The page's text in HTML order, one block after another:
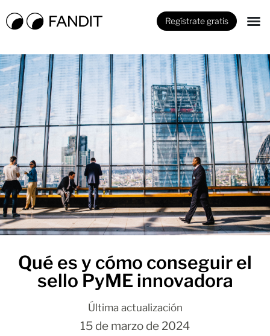
Regístrate gratis
Qué es y cómo conseguir el
sello PyME innovadora
Última actualización
15 de marzo de 2024